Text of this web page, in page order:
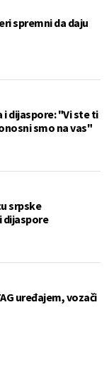
spremni da daju
i dijaspore: "Vi ste ti
smo na vas"
srpske
dijaspore
uređajem, vozači